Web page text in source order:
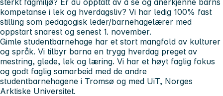
kompetanse i lek og hverdagsliv? Vi har ledig 100% fast
stilling som pedagogisk leder/barnehagelærer med
oppstart snarest og senest 1. november.
Gimle studentbarnehage har et stort mangfold av kulturer
og språk. Vi tilbyr barna en trygg hverdag preget av
mestring, glede, lek og læring. Vi har et høyt faglig fokus
og godt faglig samarbeid med de andre
studentbarnehagene i Tromsø og med UiT, Norges
Arktiske Universitet.